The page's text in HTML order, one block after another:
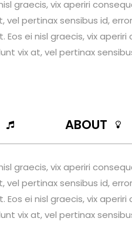
graecis, vix aperiri
vel pertinax sensibus id,
ei nisl graecis, vix
vix at, vel pertinax
ABOUT
graecis, vix aperiri
vel pertinax sensibus id,
ei nisl graecis, vix
vix at, vel pertinax